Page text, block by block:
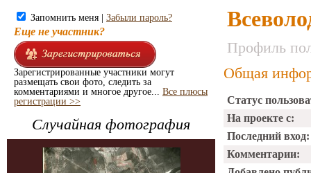
Запомнить меня | Забыли пароль?
Еще не участник?
Зарегистрированные участники могут
размещать свои фото, следить за
комментариями и многое другое... Все плюсы
регистрации >>
Случайная фотография
Профиль
Общая
Статус
На проекте с:
Последний вход:
Комментарии: